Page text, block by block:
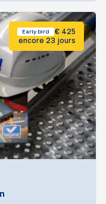
Early bird
€ 425
encore 23 jours